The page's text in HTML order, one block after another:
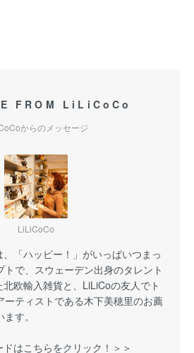
FROM LiLiCoCo
からのメッセージ
LiLiCoCo
「ハッピー！」がいっぱいつまっ
トで、スウェーデン出身のタレント
欧輸入雑貨と、LiLiCoの友人でト
ーティストである木下美穂里のお薦
す。
はこちらをクリック！＞＞